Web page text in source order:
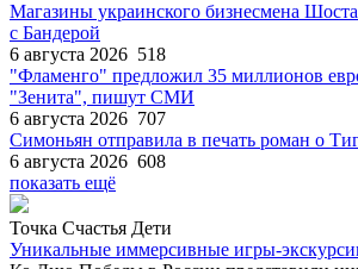
Магазины украинского бизнесмена
с Бандерой
6 августа 2026 518
"Фламенго" предложил 35 миллионов
"Зенита", пишут СМИ
6 августа 2026 707
Симоньян отправила в печать роман о
6 августа 2026 608
показать ещё
Точка Счастья Дети
Уникальные иммерсивные игры-